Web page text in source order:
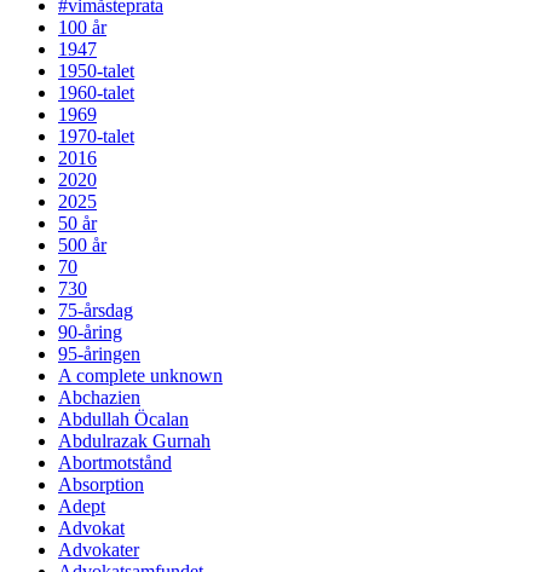
#vimåsteprata
100 år
1947
1950-talet
1960-talet
1969
1970-talet
2016
2020
2025
50 år
500 år
70
730
75-årsdag
90-åring
95-åringen
A complete unknown
Abchazien
Abdullah Öcalan
Abdulrazak Gurnah
Abortmotstånd
Absorption
Adept
Advokat
Advokater